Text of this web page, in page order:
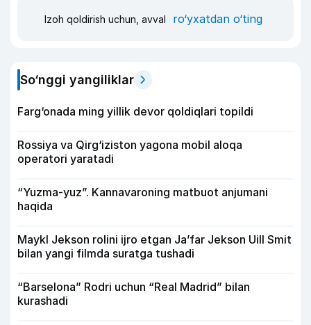
Izoh qoldirish uchun, avval ro‘yxatdan o‘ting
So‘nggi yangiliklar
Farg‘onada ming yillik devor qoldiqlari topildi
Rossiya va Qirg‘iziston yagona mobil aloqa
operatori yaratadi
“Yuzma-yuz”. Kannavaroning matbuot anjumani
haqida
Maykl Jekson rolini ijro etgan Ja’far Jekson Uill Smit
bilan yangi filmda suratga tushadi
“Barselona” Rodri uchun “Real Madrid” bilan
kurashadi